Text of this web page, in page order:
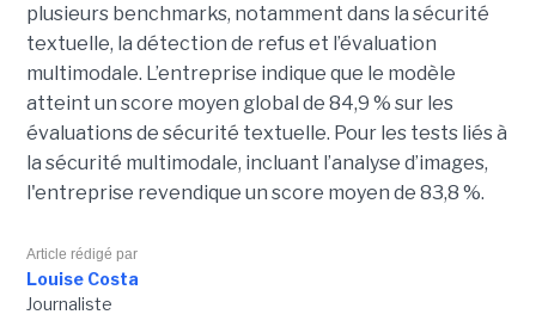
plusieurs benchmarks, notamment dans la sécurité
textuelle, la détection de refus et l’évaluation
multimodale. L’entreprise indique que le modèle
atteint un score moyen global de 84,9 % sur les
évaluations de sécurité textuelle. Pour les tests liés à
la sécurité multimodale, incluant l’analyse d’images,
l'entreprise revendique un score moyen de 83,8 %.
Article rédigé par
Louise Costa
Journaliste